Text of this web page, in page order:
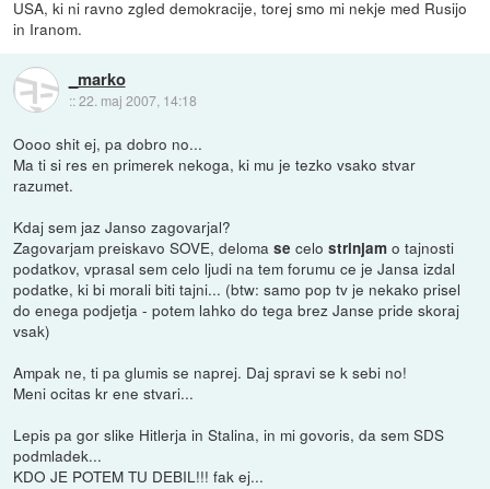
USA, ki ni ravno zgled demokracije, torej smo mi nekje med Rusijo
in Iranom.
_marko
::22. maj 2007, 14:18
Oooo shit ej, pa dobro no...
Ma ti si res en primerek nekoga, ki mu je tezko vsako stvar
razumet.
Kdaj sem jaz Janso zagovarjal?
Zagovarjam preiskavo SOVE, delomase celostrinjam o tajnosti
podatkov, vprasal sem celo ljudi na tem forumu ce je Jansa izdal
podatke, ki bi morali biti tajni... (btw: samo pop tv je nekako prisel
do enega podjetja - potem lahko do tega brez Janse pride skoraj
vsak)
Ampak ne, ti pa glumis se naprej. Daj spravi se k sebi no!
Meni ocitas kr ene stvari...
Lepis pa gor slike Hitlerja in Stalina, in mi govoris, da sem SDS
podmladek...
KDO JE POTEM TU DEBIL!!! fak ej...